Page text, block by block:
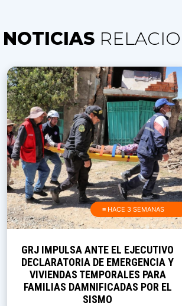
NOTICIAS
≡ HACE 3 SEMANAS
GRJ IMPULSA ANTE EL EJECUTIVO
DECLARATORIA DE EMERGENCIA Y
VIVIENDAS TEMPORALES PARA
FAMILIAS DAMNIFICADAS POR EL
SISMO